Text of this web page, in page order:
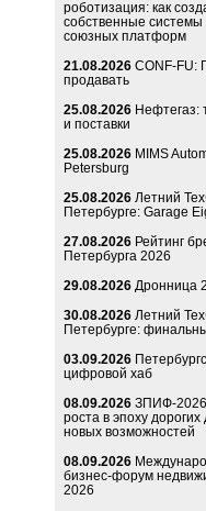
роботизация: как
собственные системы
союзных платформ
21.08.2026 CONF-FU:
продавать
25.08.2026 Нефтегаз:
и поставки
25.08.2026 MIMS
Petersburg
25.08.2026 Летний
Петербурге: Garage
27.08.2026 Рейтинг
Петербурга 2026
29.08.2026 Дронница
30.08.2026 Летний
Петербурге:
03.09.2026
цифровой хаб
08.09.2026 ЗПИФ-
роста в эпоху дорогих
новых возможностей
08.09.2026
бизнес-форум
2026